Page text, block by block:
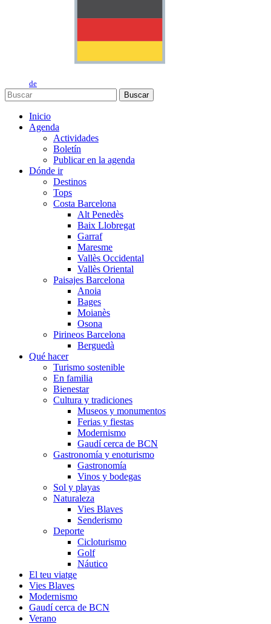
de
Buscar
Inicio
Agenda
Actividades
Boletín
Publicar en la agenda
Dónde ir
Destinos
Tops
Costa Barcelona
Alt Penedès
Baix Llobregat
Garraf
Maresme
Vallès Occidental
Vallès Oriental
Paisajes Barcelona
Anoia
Bages
Moianès
Osona
Pirineos Barcelona
Berguedà
Qué hacer
Turismo sostenible
En familia
Bienestar
Cultura y tradiciones
Museos y monumentos
Ferias y fiestas
Modernismo
Gaudí cerca de BCN
Gastronomía y enoturismo
Gastronomía
Vinos y bodegas
Sol y playas
Naturaleza
Vies Blaves
Senderismo
Deporte
Cicloturismo
Golf
Náutico
El teu viatge
Vies Blaves
Modernismo
Gaudí cerca de BCN
Verano